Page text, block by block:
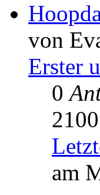
von
Erster
0
am